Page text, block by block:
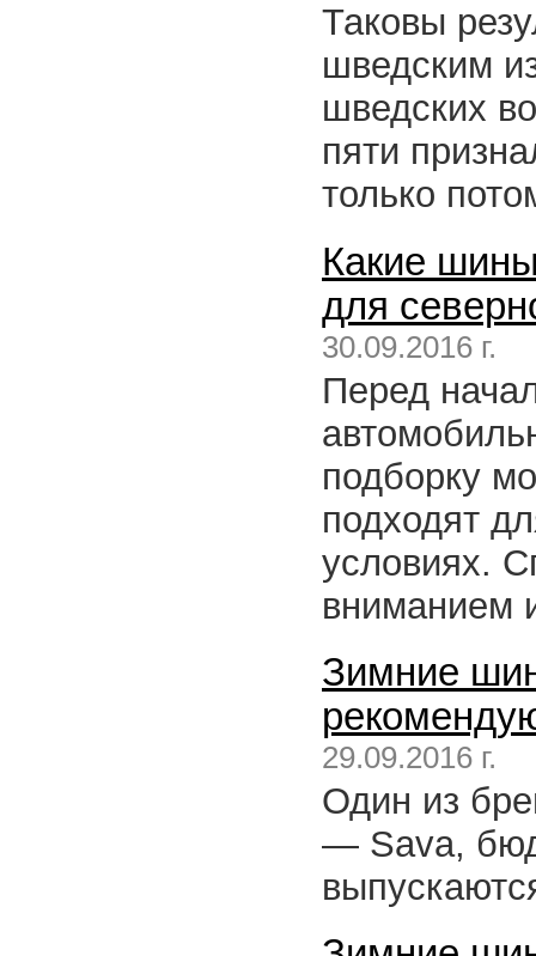
Таковы
шведским
шведских
пяти
только
Какие
для
30.09.2016 г.
Перед
подборку
подходят
условиях.
вниманием
Зимние
29.09.2016 г.
Один из
— Sava,